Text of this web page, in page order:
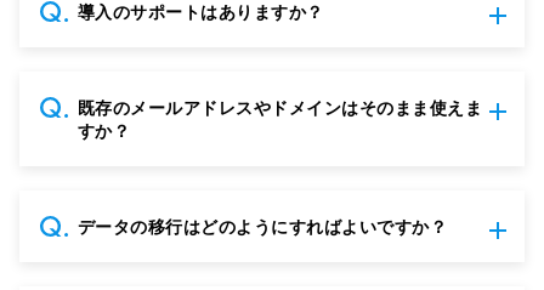
導入のサポートはありますか？
既存のメールアドレスやドメインはそのまま使えま
すか？
データの移行はどのようにすればよいですか？